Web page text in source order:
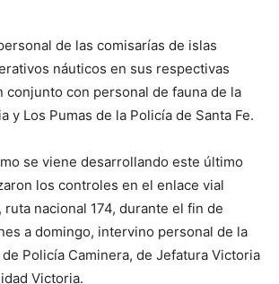
de las comisarías de islas
náuticos en sus respectivas
conjunto con personal de fauna de la
y Los Pumas de la Policía de Santa Fe.
se viene desarrollando este último
los controles en el enlace vial
nacional 174, durante el fin de
a domingo, intervino personal de la
Policía Caminera, de Jefatura Victoria
Victoria.